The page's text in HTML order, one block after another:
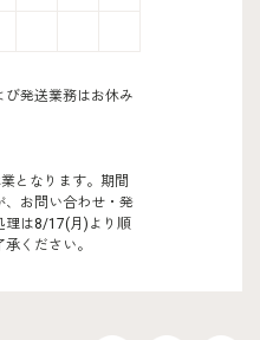
発送業務はお休み
となります。期間
、お問い合わせ・発
理は8/17(月)より順
ください。